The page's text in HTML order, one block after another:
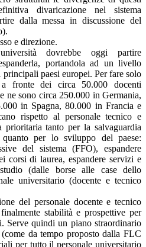
divaricazione nel sistema
dalla messa in discussione del
e direzione.
dovrebbe oggi partire
portandola ad un livello
paesi europei. Per fare solo
fronte dei circa 50.000 docenti
ne sono circa 250.000 in Germania,
in Spagna, 80.000 in Francia e
rispetto al personale tecnico e
prioritaria tanto per la salvaguardia
per lo sviluppo del paese:
del sistema (FFO), espandere
corsi di laurea, espandere servizi e
(dalle borse alle case dello
universitario (docente e tecnico
del personale docente e tecnico
stabilità e prospettive per
Serve quindi un piano straordinario
da tempo proposto dalla FLC
per tutto il personale universitario